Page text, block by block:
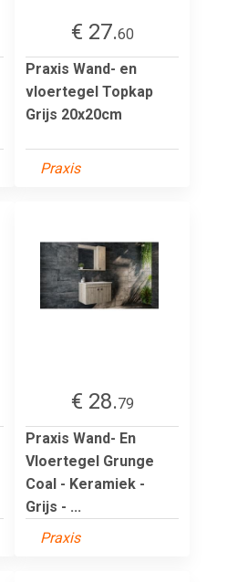
€ 27.60
Praxis Wand- en
vloertegel Topkap
Grijs 20x20cm
Praxis
€ 28.79
Praxis Wand- En
Vloertegel Grunge
Coal - Keramiek -
Grijs - ...
Praxis